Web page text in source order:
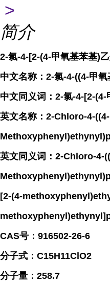
>
简介
2-氯-4-[2-(4-甲氧基苯基)
中文名称：2-氯-4-((4-甲
中文同义词：2-氯-4-[2-
英文名称：2-Chloro-4-((4-
英文同义词：2-Chloro-4-
[2-(4-
CAS号：916502-26-6
分子式：C15H11ClO2
分子量：258.7